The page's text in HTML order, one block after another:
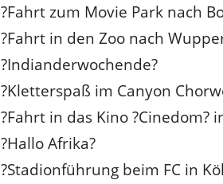
?Fahrt zum Movie Park nach
?Fahrt in den Zoo nach
?Indianderwochende?
?Kletterspaß im Canyon
?Fahrt in das Kino ?Cinedom?
?Hallo Afrika?
?Stadionführung beim FC in